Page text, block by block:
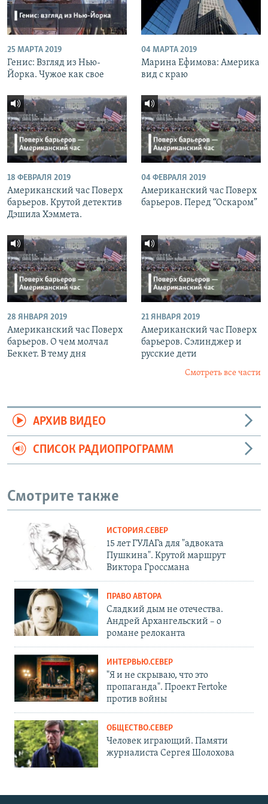
25 МАРТА 2019
Генис: Взгляд из Нью-
Йорка. Чужое как свое
04 МАРТА 2019
Марина Ефимова: Америка
вид с краю
18 ФЕВРАЛЯ 2019
Американский час Поверх
барьеров. Крутой детектив
Дэшила Хэммета.
04 ФЕВРАЛЯ 2019
Американский час Поверх
барьеров. Перед “Оскаром”
28 ЯНВАРЯ 2019
Американский час Поверх
барьеров. О чем молчал
Беккет. В тему дня
21 ЯНВАРЯ 2019
Американский час Поверх
барьеров. Сэлинджер и
русские дети
Смотреть все части
АРХИВ ВИДЕО
СПИСОК РАДИОПРОГРАММ
Смотрите также
ИСТОРИЯ.СЕВЕР
15 лет ГУЛАГа для "адвоката
Пушкина". Крутой маршрут
Виктора Гроссмана
ПРАВО АВТОРА
Сладкий дым не отечества.
Андрей Архангельский – о
романе релоканта
ИНТЕРВЬЮ.СЕВЕР
"Я и не скрываю, что это
пропаганда". Проект Fertoke
против войны
ОБЩЕСТВО.СЕВЕР
Человек играющий. Памяти
журналиста Сергея Шолохова